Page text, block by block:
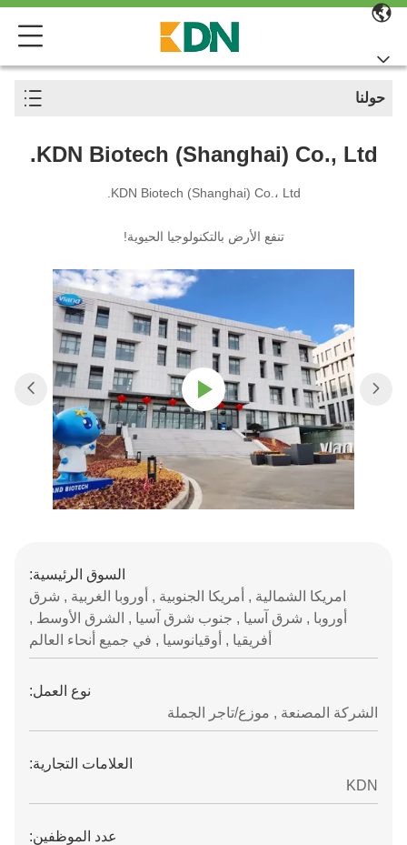
حولنا
KDN Biotech (Shanghai) Co., Ltd.
KDN Biotech (Shanghai) Co.، Ltd.
تنفع الأرض بالتكنولوجيا الحيوية!
السوق الرئيسية:
امريكا الشمالية , أمريكا الجنوبية , أوروبا الغربية , شرق
أوروبا , شرق آسيا , جنوب شرق آسيا , الشرق الأوسط ,
أفريقيا , أوقيانوسيا , في جميع أنحاء العالم
نوع العمل:
الشركة المصنعة , موزع/تاجر الجملة
العلامات التجارية:
KDN
عدد الموظفين: